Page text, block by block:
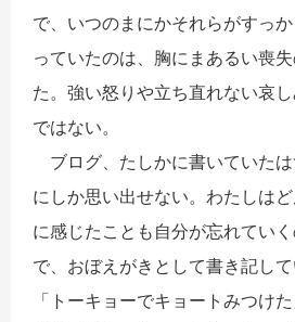
で、いつのまにかそれらがすっ
っていたのは、胸にまあるい喪
た。強い怒りや立ち直れない哀
ではない。
ブログ、たしかに書いていた
にしか思い出せない。わたしは
に感じたことも自分が忘れてい
で、おぼえがきとして書き記して
「トーキョーでキョートみつけ